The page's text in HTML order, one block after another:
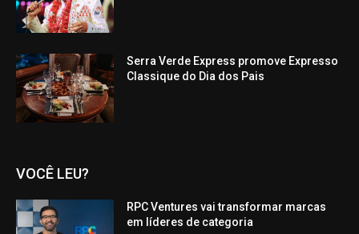
Serra Verde Express promove Expresso
Classique do Dia dos Pais
VOCÊ LEU?
RPC Ventures vai transformar marcas
em líderes de categoria